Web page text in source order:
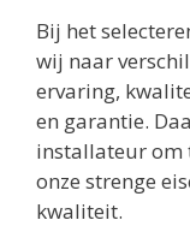
Bij het
wij naar
ervaring,
en garantie.
installateur om
onze strenge
kwaliteit.